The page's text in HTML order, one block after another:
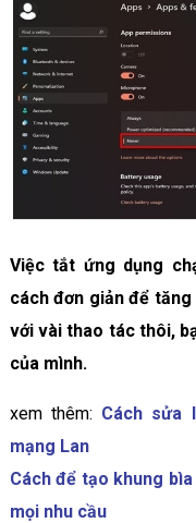
Việc tắt ứng dụng
cách đơn giản để
với vài thao tác thôi,
của mình.
xem thêm: Cách sửa
mạng Lan
Cách để tạo khung
mọi nhu cầu